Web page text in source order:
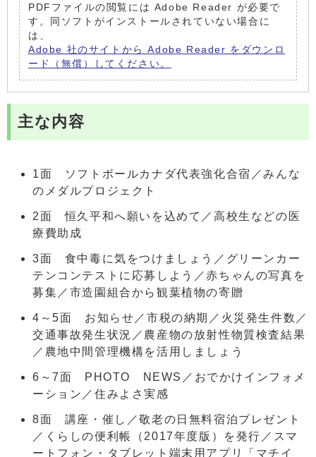
PDFファイルの閲覧には Adobe Reader が必要で
す。同ソフトがインストールされていない場合に
は、
Adobe 社のサイトから Adobe Reader をダウンロ
ード（無償）してください。
主な内容
1面 ソフトボールカナダ代表強化合宿／みんな
のメダルプロジェクト
2面 恒久平和へ願いを込めて／高校生などの医
療費助成
3面 食中毒に気をつけましょう／グリーンカー
テンコンテストに応募しよう／赤ちゃんの写真を
募集／市造園組合から観葉植物の寄贈
4～5面 お知らせ／市税の納期／火災発生件数／
交通事故発生状況／農産物の放射性物質検査結果
／農地中間管理機構を活用しましょう
6～7面 PHOTO NEWS／おでかけインフォメ
ーション／住みよさ実感
8面 講座・催し／敬老の日無料宿泊プレゼント
／くらしの便利帳（2017年度版）を発行／スマ
ートフォン・タブレット端末用アプリ「マチイ